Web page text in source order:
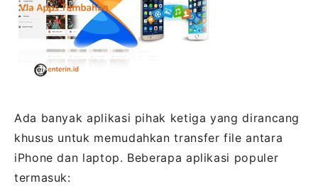
Ada banyak aplikasi pihak ketiga yang dirancang
khusus untuk memudahkan transfer file antara
iPhone dan laptop. Beberapa aplikasi populer
termasuk: